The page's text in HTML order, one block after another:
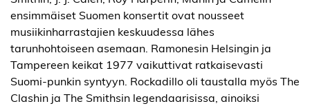
ensimmäiset Suomen konsertit ovat nousseet
musiikinharrastajien keskuudessa lähes
tarunhohtoiseen asemaan. Ramonesin Helsingin ja
Tampereen keikat 1977 vaikuttivat ratkaisevasti
Suomi-punkin syntyyn. Rockadillo oli taustalla myös The
Clashin ja The Smithsin legendaarisissa, ainoiksi